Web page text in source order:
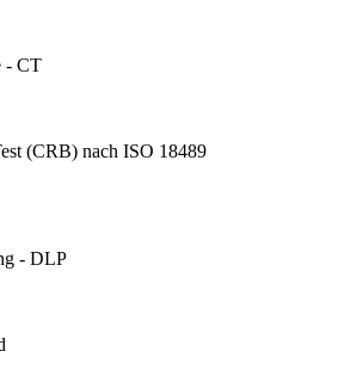
- CT
(CRB) nach ISO 18489
- DLP